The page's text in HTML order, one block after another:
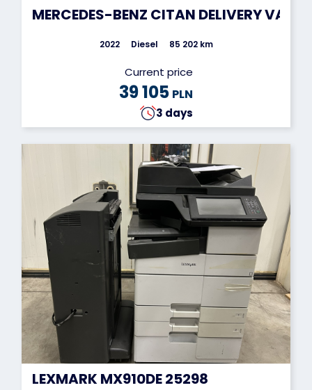
MERCEDES-BENZ CITAN DELIVERY VAN
2022 Diesel 85 202 km
Current price
39 105 PLN
3 days
LEXMARK MX910DE 25298